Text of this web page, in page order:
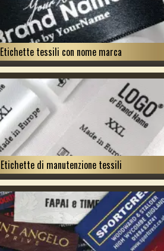
Etichette tessili con nome marca
Etichette di manutenzione tessili